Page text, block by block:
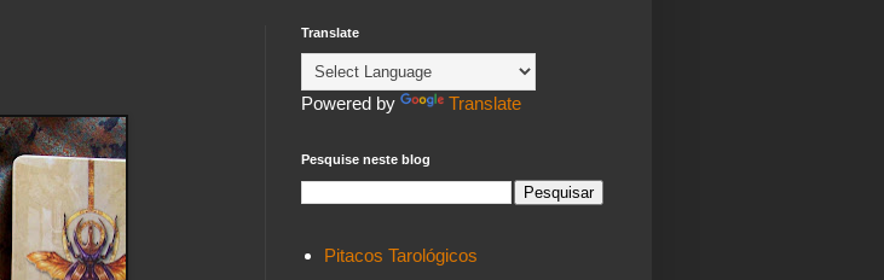
Translate
Powered by Translate
Pesquise neste blog
Pitacos Tarológicos